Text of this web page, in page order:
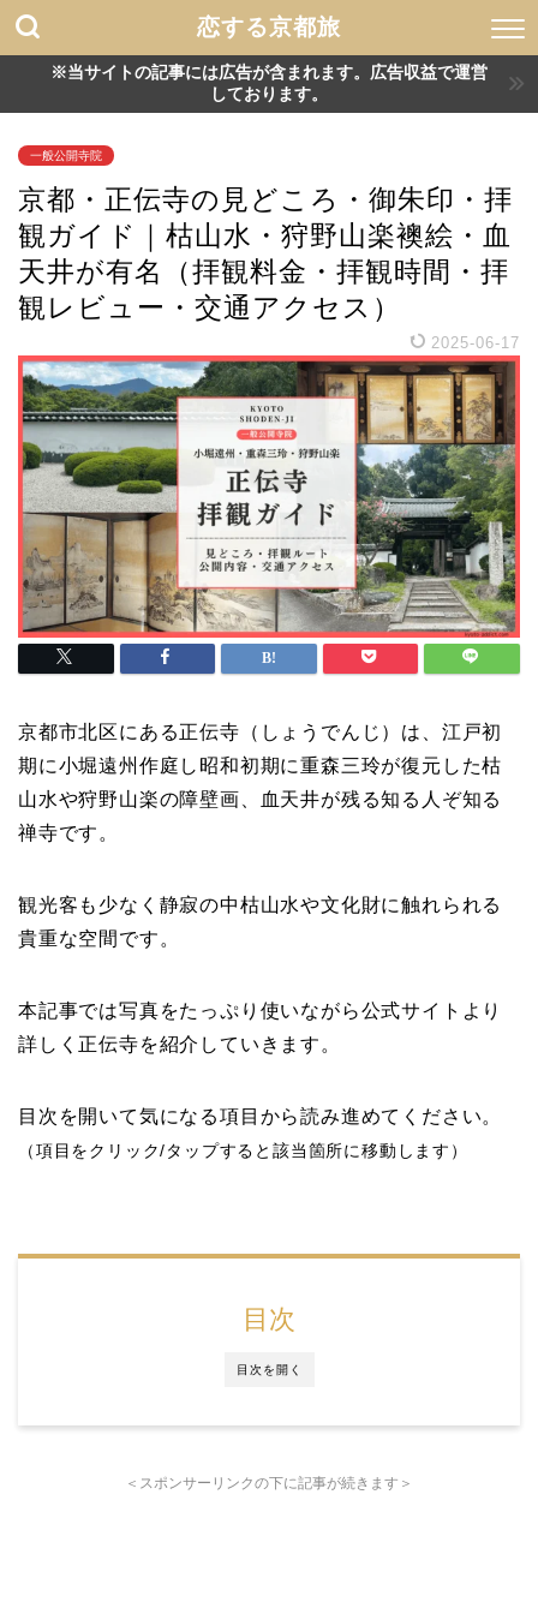
恋する京都旅
※当サイトの記事には広告が含まれます。広告収益で運営
しております。
一般公開寺院
京都・正伝寺の見どころ・御朱印・拝
観ガイド｜枯山水・狩野山楽襖絵・血
天井が有名（拝観料金・拝観時間・拝
観レビュー・交通アクセス）
2025-06-17
京都市北区にある正伝寺（しょうでんじ）は、江戸初
期に小堀遠州作庭し昭和初期に重森三玲が復元した枯
山水や狩野山楽の障壁画、血天井が残る知る人ぞ知る
禅寺です。
観光客も少なく静寂の中枯山水や文化財に触れられる
貴重な空間です。
本記事では写真をたっぷり使いながら公式サイトより
詳しく正伝寺を紹介していきます。
目次を開いて気になる項目から読み進めてください。
（項目をクリック/タップすると該当箇所に移動します）
目次を開く
目次
＜スポンサーリンクの下に記事が続きます＞